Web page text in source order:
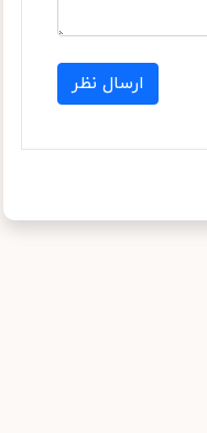
ارسال نظر